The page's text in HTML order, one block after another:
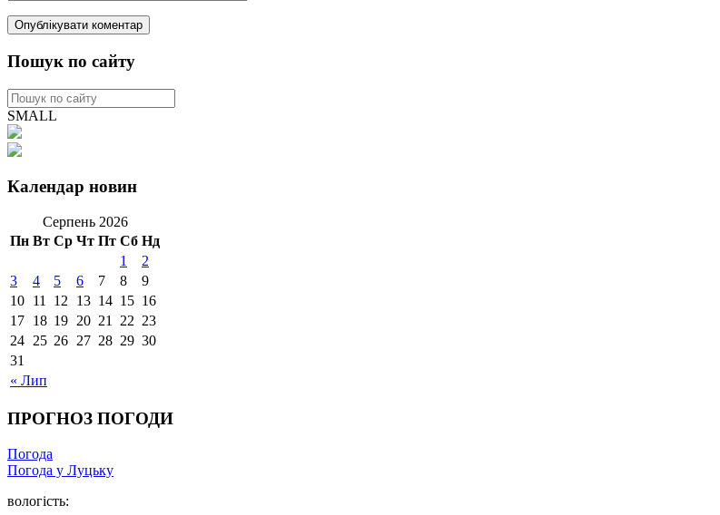
Пошук по сайту
SMALL
Календар новин
Серпень 2026
Пн Вт Ср Чт Пт Сб Нд
« Лип
1
2
3
4 5 6 7 8
9
10 11 12 13 14 15 16
17 18 19 20 21 22 23
24 25 26 27 28 29 30
31
ПРОГНОЗ ПОГОДИ
Погода
Погода у Луцьку
вологість: